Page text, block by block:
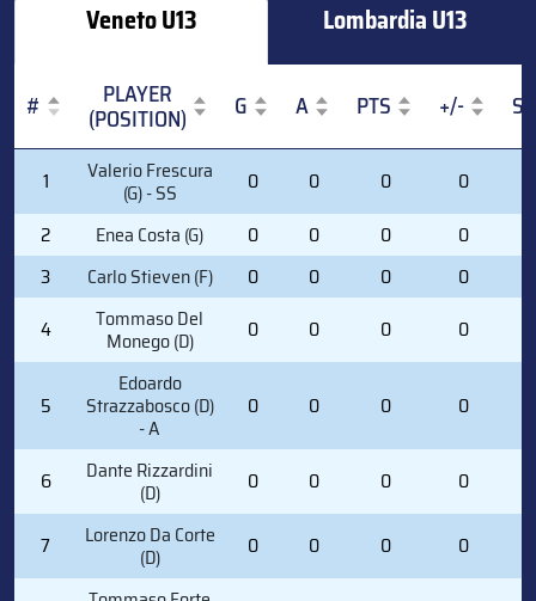
Veneto U13 Lombardia U13
# PLAYER
(POSITION) G A PTS +/-
S
PLAYER
(POSITION)
1 Valerio Frescura
(G) - SS 0 0 0 0
2
Enea Costa (G) 0 0 0 0
3
Carlo Stieven (F) 0 0 0 0
4
Tommaso Del
Monego (D) 0 0 0 0
5
Edoardo
Strazzabosco (D)
- A
0 0 0 0
6 Dante Rizzardini
(D) 0 0 0 0
7 Lorenzo Da Corte
(D) 0 0 0 0